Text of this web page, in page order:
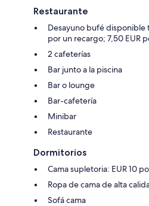
Restaurante
Desayuno bufé disponible
por un recargo; 7,50 EUR
2 cafeterías
Bar junto a la piscina
Bar o lounge
Bar-cafetería
Minibar
Restaurante
Dormitorios
Cama supletoria: EUR 10
Ropa de cama de alta
Sofá cama